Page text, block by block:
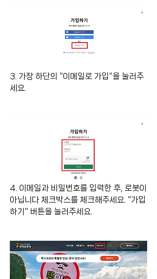
3. 가장 하단의 "이메일로 가입"을 눌러주
세요.
4. 이메일과 비밀번호를 입력한 후, 로봇이
아닙니다 체크박스를 체크해주세요. "가입
하기" 버튼을 눌러주세요.